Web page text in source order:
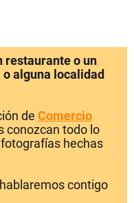
restaurante o un
alguna localidad
de Comercio
conozcan todo lo
hechas
contigo